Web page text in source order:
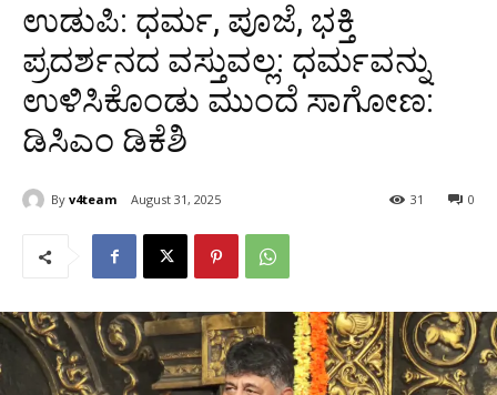
ಉಡುಪಿ: ಧರ್ಮ, ಪೂಜೆ, ಭಕ್ತಿ
ಪ್ರದರ್ಶನದ ವಸ್ತುವಲ್ಲ: ಧರ್ಮವನ್ನು
ಉಳಿಸಿಕೊಂಡು ಮುಂದೆ ಸಾಗೋಣ:
ಡಿಸಿಎಂ ಡಿಕೆಶಿ
By v4team August 31, 2025 0
31